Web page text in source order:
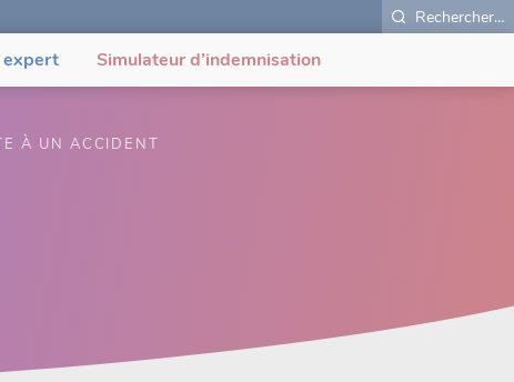
Rechercher…
expert Simulateur d’indemnisation
À UN ACCIDENT